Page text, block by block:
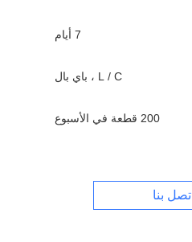
7 أيام
L / C ، باي بال
200 قطعة في الأسبوع
اتصل بنا